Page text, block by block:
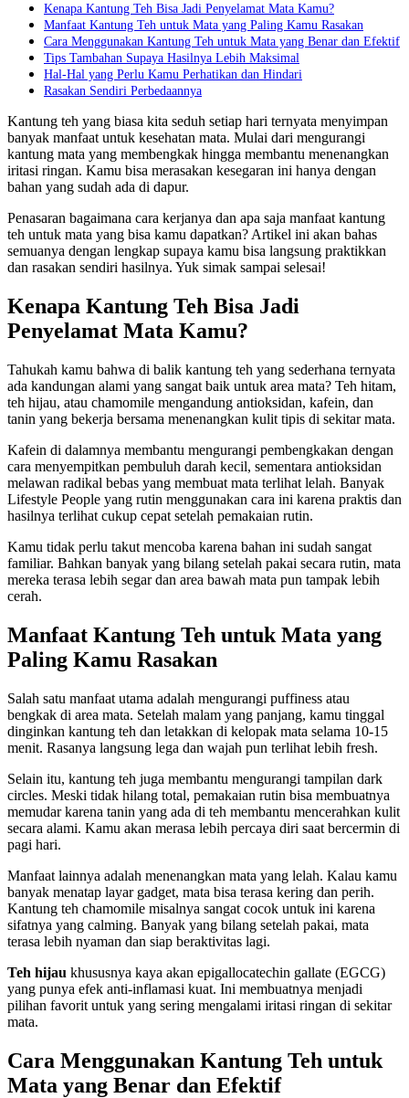
Kenapa Kantung Teh Bisa Jadi Penyelamat Mata Kamu?
Manfaat Kantung Teh untuk Mata yang Paling Kamu Rasakan
Cara Menggunakan Kantung Teh untuk Mata yang Benar dan Efektif
Tips Tambahan Supaya Hasilnya Lebih Maksimal
Hal-Hal yang Perlu Kamu Perhatikan dan Hindari
Rasakan Sendiri Perbedaannya
Kantung teh yang biasa kita seduh setiap hari ternyata menyimpan
banyak manfaat untuk kesehatan mata. Mulai dari mengurangi
kantung mata yang membengkak hingga membantu menenangkan
iritasi ringan. Kamu bisa merasakan kesegaran ini hanya dengan
bahan yang sudah ada di dapur.
Penasaran bagaimana cara kerjanya dan apa saja manfaat kantung
teh untuk mata yang bisa kamu dapatkan? Artikel ini akan bahas
semuanya dengan lengkap supaya kamu bisa langsung praktikkan
dan rasakan sendiri hasilnya. Yuk simak sampai selesai!
Kenapa Kantung Teh Bisa Jadi
Penyelamat Mata Kamu?
Tahukah kamu bahwa di balik kantung teh yang sederhana ternyata
ada kandungan alami yang sangat baik untuk area mata? Teh hitam,
teh hijau, atau chamomile mengandung antioksidan, kafein, dan
tanin yang bekerja bersama menenangkan kulit tipis di sekitar mata.
Kafein di dalamnya membantu mengurangi pembengkakan dengan
cara menyempitkan pembuluh darah kecil, sementara antioksidan
melawan radikal bebas yang membuat mata terlihat lelah. Banyak
Lifestyle People yang rutin menggunakan cara ini karena praktis dan
hasilnya terlihat cukup cepat setelah pemakaian rutin.
Kamu tidak perlu takut mencoba karena bahan ini sudah sangat
familiar. Bahkan banyak yang bilang setelah pakai secara rutin, mata
mereka terasa lebih segar dan area bawah mata pun tampak lebih
cerah.
Manfaat Kantung Teh untuk Mata yang
Paling Kamu Rasakan
Salah satu manfaat utama adalah mengurangi puffiness atau
bengkak di area mata. Setelah malam yang panjang, kamu tinggal
dinginkan kantung teh dan letakkan di kelopak mata selama 10-15
menit. Rasanya langsung lega dan wajah pun terlihat lebih fresh.
Selain itu, kantung teh juga membantu mengurangi tampilan dark
circles. Meski tidak hilang total, pemakaian rutin bisa membuatnya
memudar karena tanin yang ada di teh membantu mencerahkan kulit
secara alami. Kamu akan merasa lebih percaya diri saat bercermin di
pagi hari.
Manfaat lainnya adalah menenangkan mata yang lelah. Kalau kamu
banyak menatap layar gadget, mata bisa terasa kering dan perih.
Kantung teh chamomile misalnya sangat cocok untuk ini karena
sifatnya yang calming. Banyak yang bilang setelah pakai, mata
terasa lebih nyaman dan siap beraktivitas lagi.
Teh hijau khususnya kaya akan epigallocatechin gallate (EGCG)
yang punya efek anti-inflamasi kuat. Ini membuatnya menjadi
pilihan favorit untuk yang sering mengalami iritasi ringan di sekitar
mata.
Cara Menggunakan Kantung Teh untuk
Mata yang Benar dan Efektif